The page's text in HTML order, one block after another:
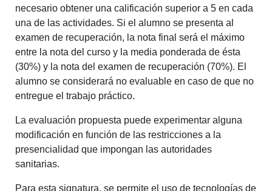
necesario obtener una calificación superior a 5 en cada
una de las actividades. Si el alumno se presenta al
examen de recuperación, la nota final será el máximo
entre la nota del curso y la media ponderada de ésta
(30%) y la nota del examen de recuperación (70%). El
alumno se considerará no evaluable en caso de que no
entregue el trabajo práctico.
La evaluación propuesta puede experimentar alguna
modificación en función de las restricciones a la
presencialidad que impongan las autoridades
sanitarias.
Para esta signatura, se permite el uso de tecnologías de